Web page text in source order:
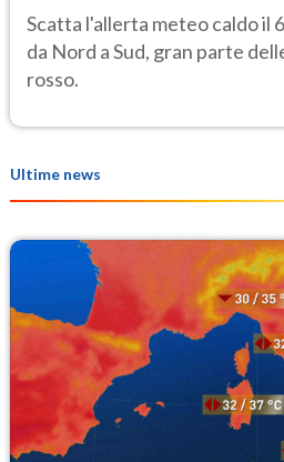
bollino rosso
Scatta l'allerta meteo caldo il
da Nord a Sud, gran parte
rosso.
Ultime news